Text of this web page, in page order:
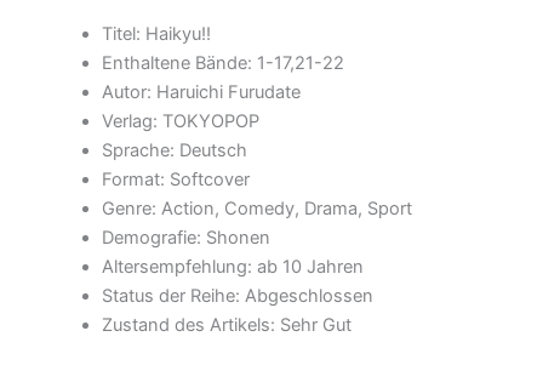
Titel: Haikyu!!
Enthaltene Bände: 1-17,21-22
Autor: Haruichi Furudate
Verlag: TOKYOPOP
Sprache: Deutsch
Format: Softcover
Genre: Action, Comedy, Drama, Sport
Demografie: Shonen
Altersempfehlung: ab 10 Jahren
Status der Reihe: Abgeschlossen
Zustand des Artikels: Sehr Gut